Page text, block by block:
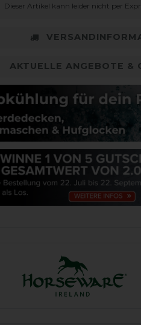
Dieser Artikel kann leider nicht per
AKTUELLE ANGEBOTE &